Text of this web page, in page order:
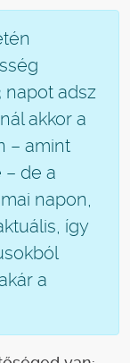
napot adsz
akkor a
– amint
– de a
napon,
így
a